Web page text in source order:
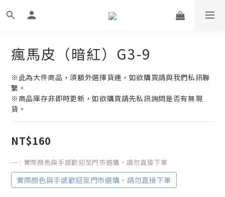
瘋馬皮（暗紅）G3-9
※此為大件商品，須額外選擇貨運，如欲購買請與我們私訊聯
繫。
※商品庫存非即時更新，如欲購買請先私訊詢問是否有無現
貨。
NT$160
─ : 實際顏色與手感歡迎至門市選購，請勿直接下單
實際顏色與手感歡迎至門市選購，請勿直接下單